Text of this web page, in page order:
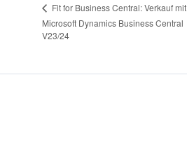
Fit for Business Central: Verkauf mit
Microsoft Dynamics Business Central
V23/24